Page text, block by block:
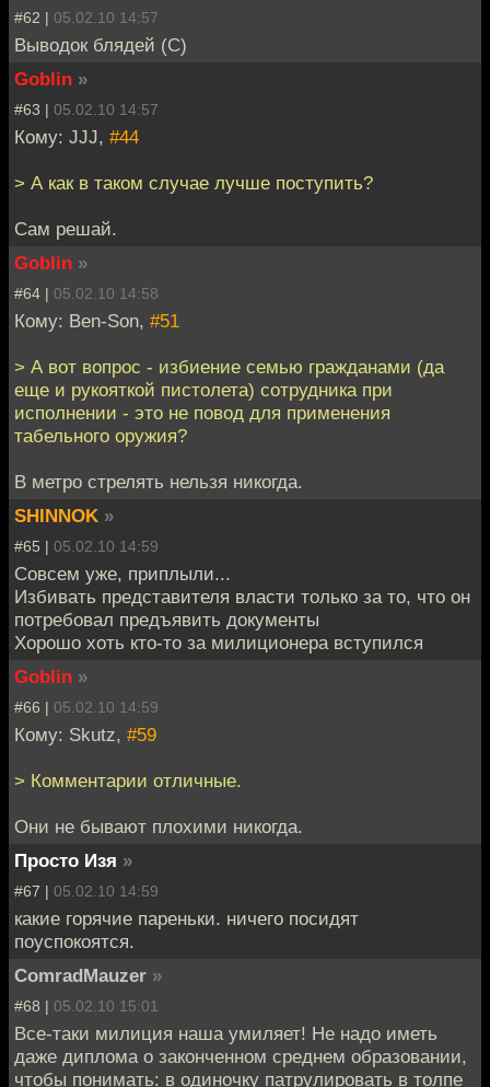
#62 | 05.02.10 14:57
Выводок блядей (С)
Goblin »
#63 | 05.02.10 14:57
Кому: JJJ, #44
> А как в таком случае лучше поступить?
Сам решай.
Goblin »
#64 | 05.02.10 14:58
Кому: Ben-Son, #51
> А вот вопрос - избиение семью гражданами (да
еще и рукояткой пистолета) сотрудника при
исполнении - это не повод для применения
табельного оружия?
В метро стрелять нельзя никогда.
SHINNOK »
#65 | 05.02.10 14:59
Совсем уже, приплыли...
Избивать представителя власти только за то, что он
потребовал предъявить документы
Хорошо хоть кто-то за милиционера вступился
Goblin »
#66 | 05.02.10 14:59
Кому: Skutz, #59
> Комментарии отличные.
Они не бывают плохими никогда.
Просто Изя »
#67 | 05.02.10 14:59
какие горячие пареньки. ничего посидят
поуспокоятся.
ComradMauzer »
#68 | 05.02.10 15:01
Все-таки милиция наша умиляет! Не надо иметь
даже диплома о законченном среднем образовании,
чтобы понимать: в одиночку патрулировать в толпе